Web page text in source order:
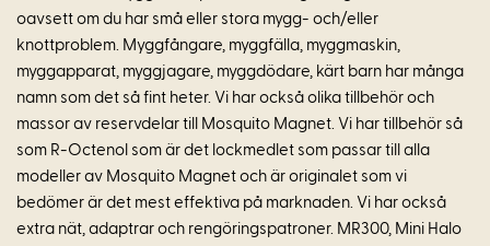
oavsett om du har små eller stora mygg- och/eller
knottproblem. Myggfångare, myggfälla, myggmaskin,
myggapparat, myggjagare, myggdödare, kärt barn har många
namn som det så fint heter. Vi har också olika tillbehör och
massor av reservdelar till Mosquito Magnet. Vi har tillbehör så
som R-Octenol som är det lockmedlet som passar till alla
modeller av Mosquito Magnet och är originalet som vi
bedömer är det mest effektiva på marknaden. Vi har också
extra nät, adaptrar och rengöringspatroner. MR300, Mini Halo